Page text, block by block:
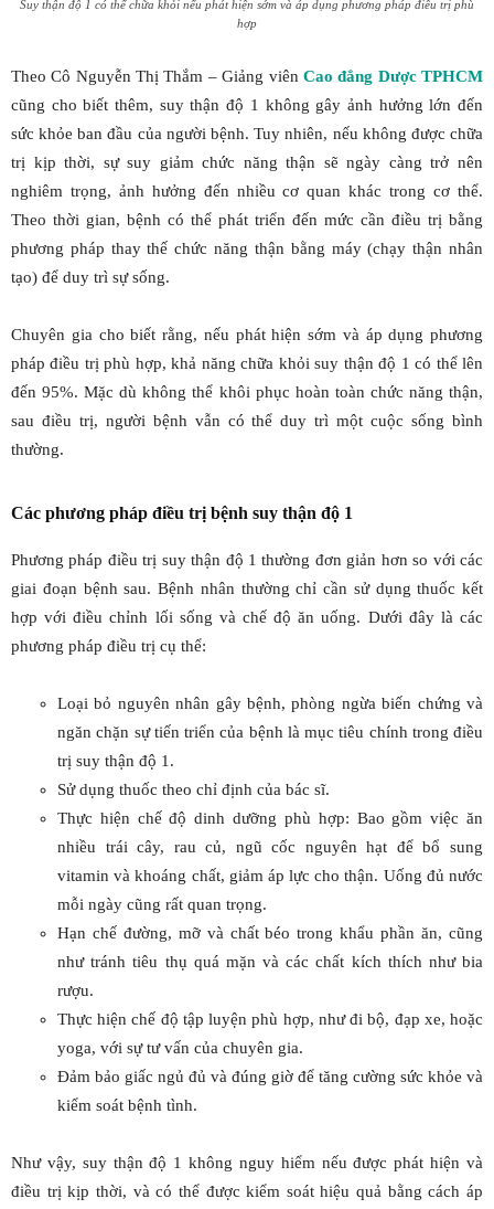
Suy thận độ 1 có thể chữa khỏi nếu phát hiện sớm và áp dụng phương pháp điêu trị phù
hợp
Theo Cô Nguyễn Thị Thắm – Giảng viên Cao đẳng Dược TPHCM
cũng cho biết thêm, suy thận độ 1 không gây ảnh hưởng lớn đến
sức khỏe ban đầu của người bệnh. Tuy nhiên, nếu không được chữa
trị kịp thời, sự suy giảm chức năng thận sẽ ngày càng trở nên
nghiêm trọng, ảnh hưởng đến nhiều cơ quan khác trong cơ thể.
Theo thời gian, bệnh có thể phát triển đến mức cần điều trị bằng
phương pháp thay thế chức năng thận bằng máy (chạy thận nhân
tạo) để duy trì sự sống.
Chuyên gia cho biết rằng, nếu phát hiện sớm và áp dụng phương
pháp điều trị phù hợp, khả năng chữa khỏi suy thận độ 1 có thể lên
đến 95%. Mặc dù không thể khôi phục hoàn toàn chức năng thận,
sau điều trị, người bệnh vẫn có thể duy trì một cuộc sống bình
thường.
Các phương pháp điều trị bệnh suy thận độ 1
Phương pháp điều trị suy thận độ 1 thường đơn giản hơn so với các
giai đoạn bệnh sau. Bệnh nhân thường chỉ cần sử dụng thuốc kết
hợp với điều chỉnh lối sống và chế độ ăn uống. Dưới đây là các
phương pháp điều trị cụ thể:
Loại bỏ nguyên nhân gây bệnh, phòng ngừa biến chứng và
ngăn chặn sự tiến triển của bệnh là mục tiêu chính trong điều
trị suy thận độ 1.
Sử dụng thuốc theo chỉ định của bác sĩ.
Thực hiện chế độ dinh dưỡng phù hợp: Bao gồm việc ăn
nhiều trái cây, rau củ, ngũ cốc nguyên hạt để bổ sung
vitamin và khoáng chất, giảm áp lực cho thận. Uống đủ nước
mỗi ngày cũng rất quan trọng.
Hạn chế đường, mỡ và chất béo trong khẩu phần ăn, cũng
như tránh tiêu thụ quá mặn và các chất kích thích như bia
rượu.
Thực hiện chế độ tập luyện phù hợp, như đi bộ, đạp xe, hoặc
yoga, với sự tư vấn của chuyên gia.
Đảm bảo giấc ngủ đủ và đúng giờ để tăng cường sức khỏe và
kiểm soát bệnh tình.
Như vậy, suy thận độ 1 không nguy hiểm nếu được phát hiện và
điều trị kịp thời, và có thể được kiểm soát hiệu quả bằng cách áp